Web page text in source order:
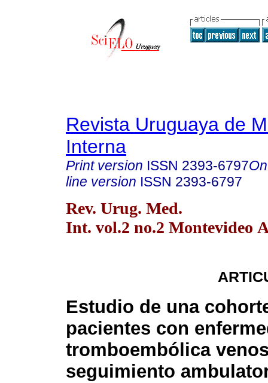
Revista Uruguaya de
Interna
Print version ISSN 2393-6797
line version ISSN 2393-6797
Rev. Urug. Med.
Int. vol.2 no.2 Montevideo
Estudio de una
pacientes con
tromboembólica
seguimiento